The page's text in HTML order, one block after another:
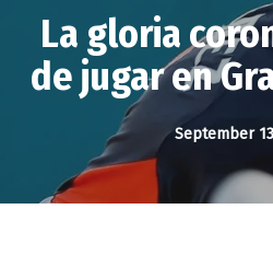
La gloria
de jugar en
September